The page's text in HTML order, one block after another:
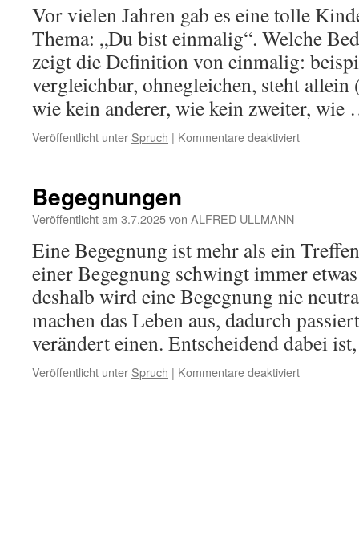
Vor vielen Jahren gab es eine tolle
Thema: „Du bist einmalig“. Welche
zeigt die Definition von einmalig:
vergleichbar, ohnegleichen, steht
wie kein anderer, wie kein zweiter,
Veröffentlicht unter Spruch | Kommentare deaktiviertfür
Begegnungen
Veröffentlicht am 3.7.2025von ALFRED ULLMANN
Eine Begegnung ist mehr als ein
einer Begegnung schwingt immer
deshalb wird eine Begegnung nie
machen das Leben aus, dadurch
verändert einen. Entscheidend dabei
Veröffentlicht unter Spruch | Kommentare deaktiviertfür